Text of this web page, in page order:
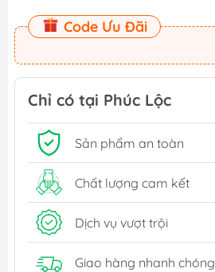
Code Ưu Đãi
Chỉ có tại Phúc Lộc
Sản phẩm an toàn
Chất lượng cam kết
Dịch vụ vượt trội
Giao hàng nhanh chóng